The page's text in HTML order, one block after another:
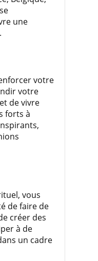
une
votre
votre
de vivre
forts à
vous
de faire de
créer des
à de
un cadre